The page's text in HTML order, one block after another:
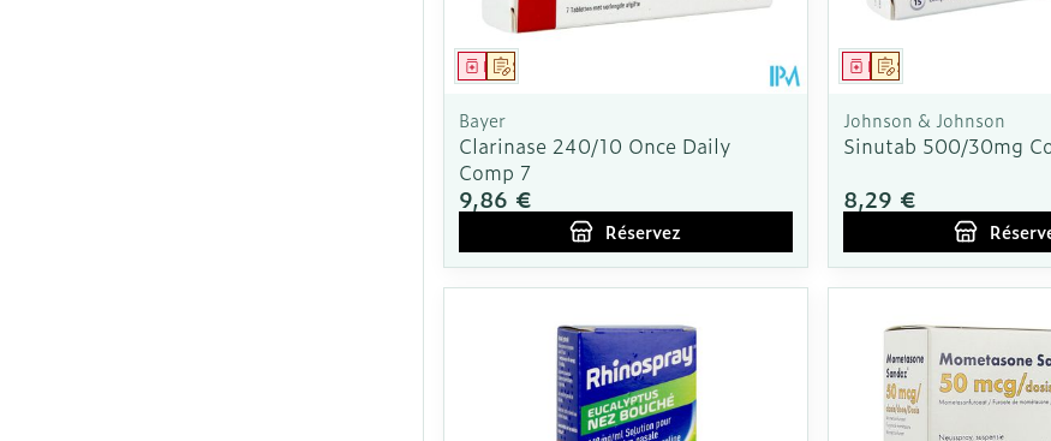
Sur prescription
Médicament
Bayer
Clarinase 240/10 Once Daily
Comp 7
9,86 €
Réservez
Sur prescription
Médicament
Johnson & Johnson
Sinutab 500/30mg
8,29 €